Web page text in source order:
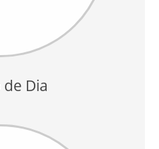
Dia